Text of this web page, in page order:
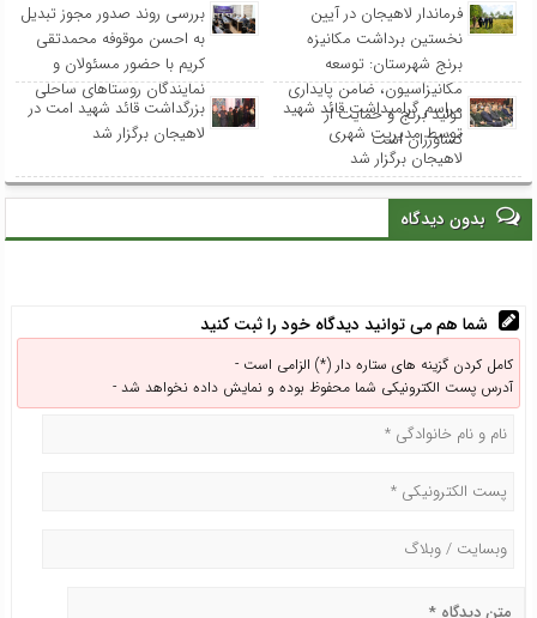
فرماندار لاهیجان در آیین
نخستین برداشت مکانیزه
برنج شهرستان: توسعه
مکانیزاسیون، ضامن پایداری
تولید برنج و حمایت از
کشاورزان است
بررسی روند صدور مجوز تبدیل
به احسن موقوفه محمدتقی
کریم با حضور مسئولان و
نمایندگان روستاهای ساحلی
مراسم گرامیداشت قائد شهید
توسط مدیریت شهری
لاهیجان برگزار شد
بزرگداشت قائد شهید امت در
لاهیجان برگزار شد
بدون دیدگاه
شما هم می توانید دیدگاه خود را ثبت کنید
کامل کردن گزینه های ستاره دار (*) الزامی است -
آدرس پست الکترونیکی شما محفوظ بوده و نمایش داده نخواهد شد -